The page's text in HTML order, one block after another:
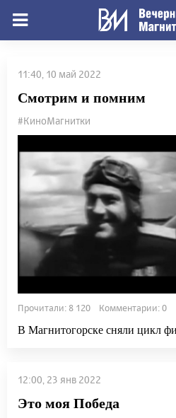
11:40, 10 май 2022
Смотрим и помним
#КиноМагнитки
Прочитали: 8 120 Комментарии: 0
В Магнитогорске сняли цикл
12:00, 23 янв 2022
Это моя Победа